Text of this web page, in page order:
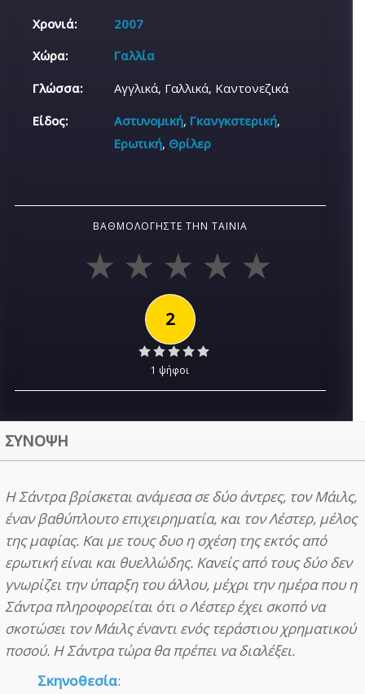
Χρονιά:
2007
Χώρα:
Γαλλία
Γλώσσα:
Αγγλικά, Γαλλικά, Καντονεζικά
Είδος:
Αστυνομική, Γκανγκστερική,
Ερωτική, Θρίλερ
ΒΑΘΜΟΛΟΓΉΣΤΕ ΤΗΝ ΤΑΙΝΊΑ
2
1 ψήφοι
ΣΥΝΟΨΗ
Η Σάντρα βρίσκεται ανάμεσα σε δύο άντρες, τον Μάιλς,
έναν βαθύπλουτο επιχειρηματία, και τον Λέστερ, μέλος
της μαφίας. Και με τους δυο η σχέση της εκτός από
ερωτική είναι και θυελλώδης. Κανείς από τους δύο δεν
γνωρίζει την ύπαρξη του άλλου, μέχρι την ημέρα που η
Σάντρα πληροφορείται ότι ο Λέστερ έχει σκοπό να
σκοτώσει τον Μάιλς έναντι ενός τεράστιου χρηματικού
ποσού. Η Σάντρα τώρα θα πρέπει να διαλέξει.
Σκηνοθεσία: